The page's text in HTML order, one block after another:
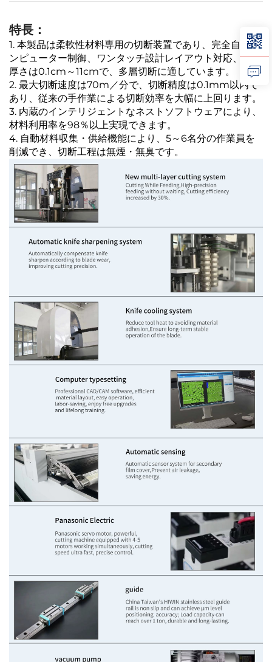
特長：
1. 本製品は柔軟性材料専用の切断装置であり、完全自動コ
ンピューター制御、ワンタッチ設計レイアウト対応、切断
厚さは0.1cm～11cmで、多層切断に適しています。
2. 最大切断速度は70m／分で、切断精度は0.1mm以内で
あり、従来の手作業による切断効率を大幅に上回ります。
3. 内蔵のインテリジェントなネストソフトウェアにより、
材料利用率を98％以上実現できます。
4. 自動材料収集・供給機能により、5～6名分の作業員を
削減でき、切断工程は無煙・無臭です。